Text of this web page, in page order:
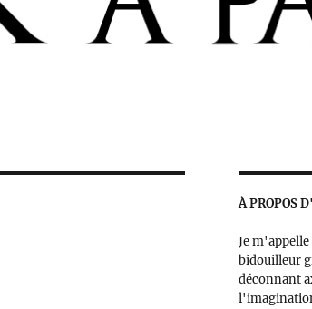
À PROPOS
Je
bidouilleur
déconnant